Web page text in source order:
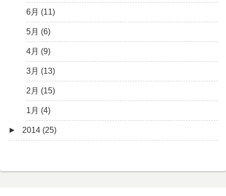
1月 (10)
2月 (8)
1月 (9)
3月 (6)
2月 (4)
1月 (6)
4月 (9)
3月 (13)
2月 (12)
1月 (13)
5月 (12)
4月 (8)
3月 (10)
2月 (8)
1月 (5)
6月 (11)
5月 (6)
4月 (9)
3月 (13)
2月 (15)
1月 (4)
► 2014 (25)
10月 (6)